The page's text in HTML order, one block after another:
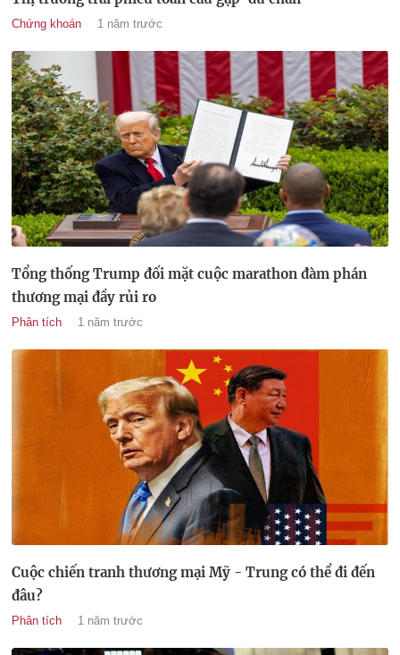
Chứng khoán 1 năm trước
Tổng thống Trump đối mặt cuộc marathon đàm phán
thương mại đầy rủi ro
Phân tích 1 năm trước
Cuộc chiến tranh thương mại Mỹ - Trung có thể đi đến
đâu?
Phân tích 1 năm trước